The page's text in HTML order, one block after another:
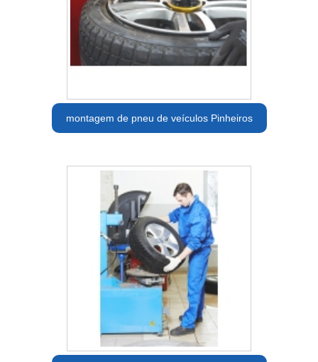
montagem de pneu de veículos Pinheiros